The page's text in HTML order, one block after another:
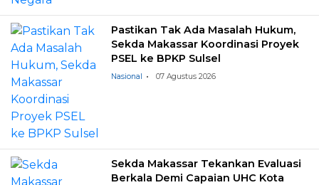
Pastikan Tak Ada Masalah Hukum,
Sekda Makassar Koordinasi Proyek
PSEL ke BPKP Sulsel
Nasional 07 Agustus 2026
Sekda Makassar Tekankan Evaluasi
Berkala Demi Capaian UHC Kota